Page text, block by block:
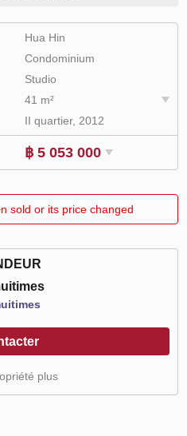
Hua Hin
Condominium
Studio
41 m²
II quartier, 2012
฿ 5 053 000
sold or its price changed
plus